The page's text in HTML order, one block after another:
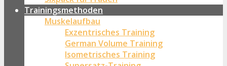
Trainingsmethoden
Muskelaufbau
Exzentrisches Training
German Volume Training
Isometrisches Training